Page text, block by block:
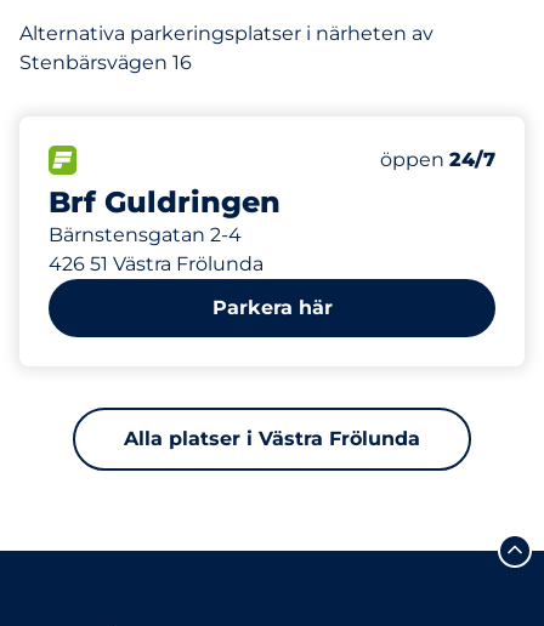
Alternativa parkeringsplatser i närheten av
Stenbärsvägen 16
Brf Guldringen
Bärnstensgatan 2-4
426 51 Västra Frölunda
Antal
Totalt antal
öppen 24/7
667 m
Parkera här
Alla platser i Västra Frölunda